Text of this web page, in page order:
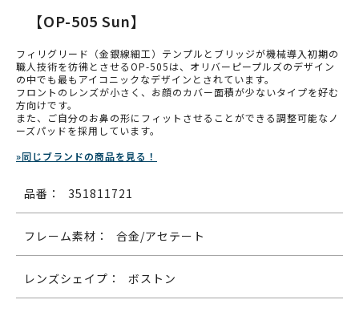
【OP-505 Sun】
フィリグリード（金銀線細工）テンプルとブリッジが機械導入初期の
職人技術を彷彿とさせるOP-505は、オリバーピープルズのデザイン
の中でも最もアイコニックなデザインとされています。
フロントのレンズが小さく、お顔のカバー面積が少ないタイプを好む
方向けです。
また、ご自分のお鼻の形にフィットさせることができる調整可能なノ
ーズパッドを採用しています。
»同じブランドの商品を見る！
品番： 351811721
フレーム素材： 合金/アセテート
レンズシェイプ： ボストン